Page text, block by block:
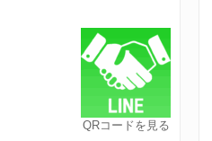
QRコードを見る